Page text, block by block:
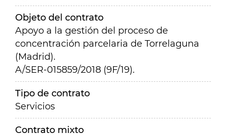
Objeto del contrato
Apoyo a la gestión del proceso de
concentración parcelaria de Torrelaguna
(Madrid).
A/SER-015859/2018 (9F/19).
Tipo de contrato
Servicios
Contrato mixto